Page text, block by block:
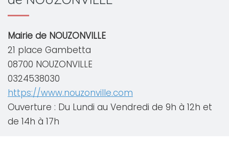
Mairie de NOUZONVILLE
21 place Gambetta
08700 NOUZONVILLE
0324538030
https://www.nouzonville.com
Ouverture : Du Lundi au Vendredi de 9h à 12h et
de 14h à 17h